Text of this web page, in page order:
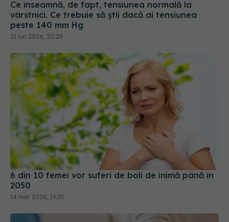
6 din 10 femei vor suferi de boli de inimă până în
2050
14 mar 2026, 19:30